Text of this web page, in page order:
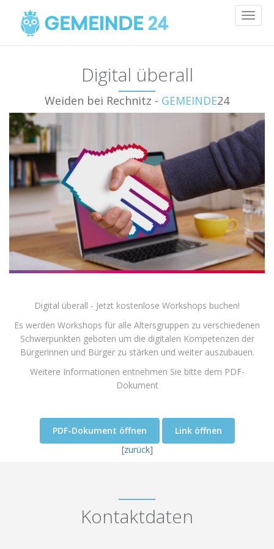
Digital überall
Weiden bei Rechnitz - GEMEINDE24
Digital überall - Jetzt kostenlose Workshops buchen!
Es werden Workshops für alle Altersgruppen zu verschiedenen
Schwerpunkten geboten um die digitalen Kompetenzen der
Bürgerinnen und Bürger zu stärken und weiter auszubauen.
Weitere Informationen entnehmen Sie bitte dem PDF-
Dokument
PDF-Dokument öffnen
Link öffnen
[zurück]
Kontaktdaten